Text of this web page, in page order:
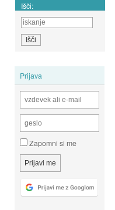
Išči:
Prijava
Zapomni si me